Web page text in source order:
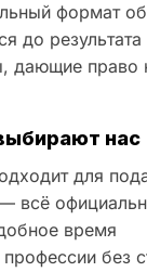
формат
до результата
дающие право
нас
для
всё
время
профессии без